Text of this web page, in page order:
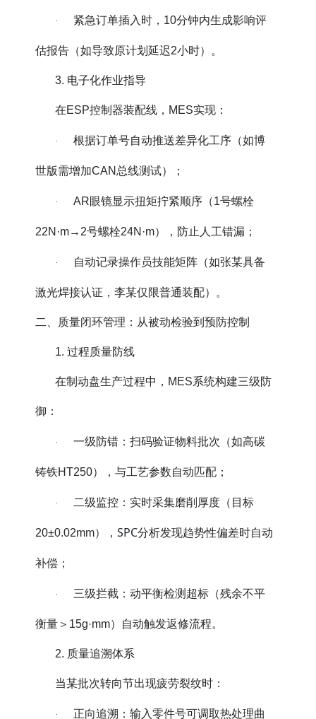
· 紧急订单插入时，10分钟内生成影响评
估报告（如导致原计划延迟2小时）。
3. 电子化作业指导
在ESP控制器装配线，MES实现：
· 根据订单号自动推送差异化工序（如博
世版需增加CAN总线测试）；
· AR眼镜显示扭矩拧紧顺序（1号螺栓
22N·m→2号螺栓24N·m），防止人工错漏；
· 自动记录操作员技能矩阵（如张某具备
激光焊接认证，李某仅限普通装配）。
二、质量闭环管理：从被动检验到预防控制
1. 过程质量防线
在制动盘生产过程中，MES系统构建三级防
御：
· 一级防错：扫码验证物料批次（如高碳
铸铁HT250），与工艺参数自动匹配；
· 二级监控：实时采集磨削厚度（目标
20±0.02mm）， SPC分析发现趋势性偏差时自动
补偿；
· 三级拦截：动平衡检测超标（残余不平
衡量＞15g·mm）自动触发返修流程。
2. 质量追溯体系
当某批次转向节出现疲劳裂纹时：
· 正向追溯：输入零件号可调取热处理曲